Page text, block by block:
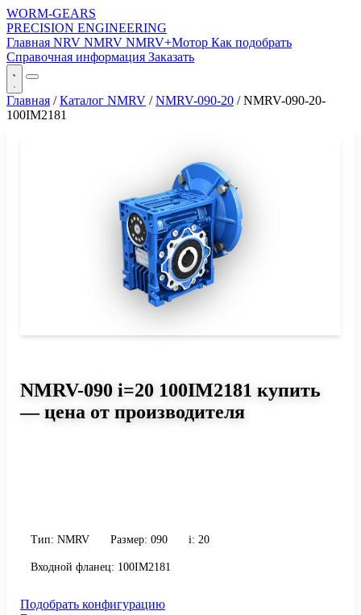
WORM-GEARS
PRECISION ENGINEERING
Главная NRV NMRV NMRV+Мотор Как подобрать
Справочная информация Заказать
Главная / Каталог NMRV / NMRV-090-20 / NMRV-090-20-
100IM2181
NMRV-090 i=20 100IM2181 купить
— цена от производителя
Тип: NMRV Размер: 090 i: 20
Входной фланец: 100IM2181
Подобрать конфигурацию